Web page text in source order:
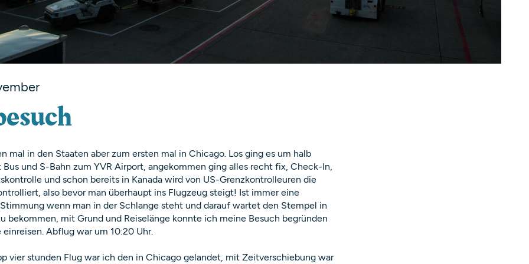
mal in den Staaten aber zum ersten mal in Chicago. Los ging es um halb
und S-Bahn zum YVR Airport, angekommen ging alles recht fix, Check-In,
und schon bereits in Kanada wird von US-Grenzkontrolleuren die
also bevor man überhaupt ins Flugzeug steigt! Ist immer eine
wenn man in der Schlange steht und darauf wartet den Stempel in
bekommen, mit Grund und Reiselänge konnte ich meine Besuch begründen
Abflug war um 10:20 Uhr.
vier stunden Flug war ich den in Chicago gelandet, mit Zeitverschiebung war